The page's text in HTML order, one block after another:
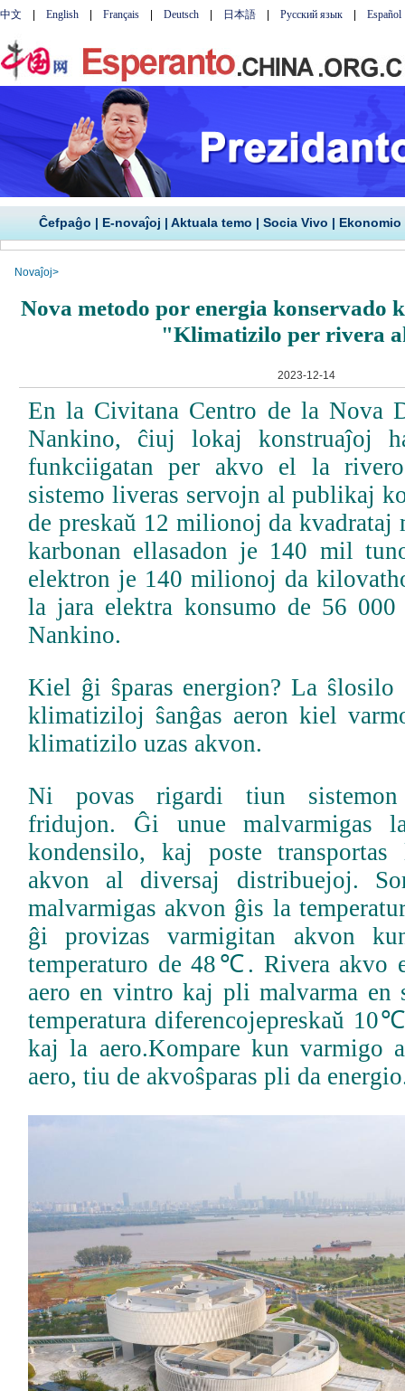
Ĉefpaĝo | E-novaĵoj | Aktuala temo | Socia Vivo | Ekonomio
Novaĵoj>
Nova metodo por energia konservado
"Klimatizilo per rivera
2023-12-14
En la Civitana Centro de la Nova
Nankino, ĉiuj lokaj konstruaĵoj
funkciigatan per akvo el la
sistemo liveras servojn al publikaj
de preskaŭ 12 milionoj da kvadrataj
karbonan ellasadon je 140 mil
elektron je 140 milionoj da
la jara elektra konsumo de 56
Nankino.
Kiel ĝi ŝparas energion? La ŝlosilo
klimatiziloj ŝanĝas aeron kiel
klimatizilo uzas akvon.
Ni povas rigardi tiun sistemon
fridujon. Ĝi unue malvarmigas
kondensilo, kaj poste transportas
akvon al diversaj distribuejoj.
malvarmigas akvon ĝis la
ĝi provizas varmigitan akvon
temperaturo de 48℃. Rivera akvo
aero en vintro kaj pli malvarma en
temperatura diferencojepreskaŭ
kaj la aero.Kompare kun varmigo
aero, tiu de akvoŝparas pli da